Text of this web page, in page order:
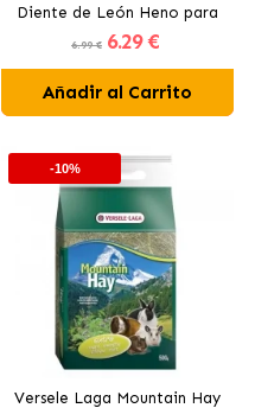
Diente de León Heno para
Pequeños Mamíferos
6.99 € 6.29 €
Añadir al Carrito
-10%
Versele Laga Mountain Hay